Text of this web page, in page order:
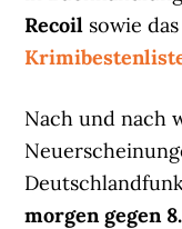
Recoil sowie
Nach und nach
morgen gegen